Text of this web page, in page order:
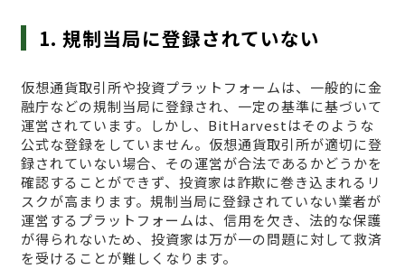
1. 規制当局に登録されていない
仮想通貨取引所や投資プラットフォームは、一般的に金
融庁などの規制当局に登録され、一定の基準に基づいて
運営されています。しかし、BitHarvestはそのような
公式な登録をしていません。仮想通貨取引所が適切に登
録されていない場合、その運営が合法であるかどうかを
確認することができず、投資家は詐欺に巻き込まれるリ
スクが高まります。規制当局に登録されていない業者が
運営するプラットフォームは、信用を欠き、法的な保護
が得られないため、投資家は万が一の問題に対して救済
を受けることが難しくなります。